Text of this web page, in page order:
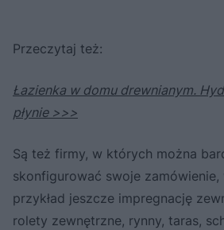
Przeczytaj też:
Łazienka w domu drewnianym.
płynie >>>
Są też firmy, w których można
skonfigurować swoje zamówienie,
przykład jeszcze impregnację
rolety zewnętrzne, rynny, taras,